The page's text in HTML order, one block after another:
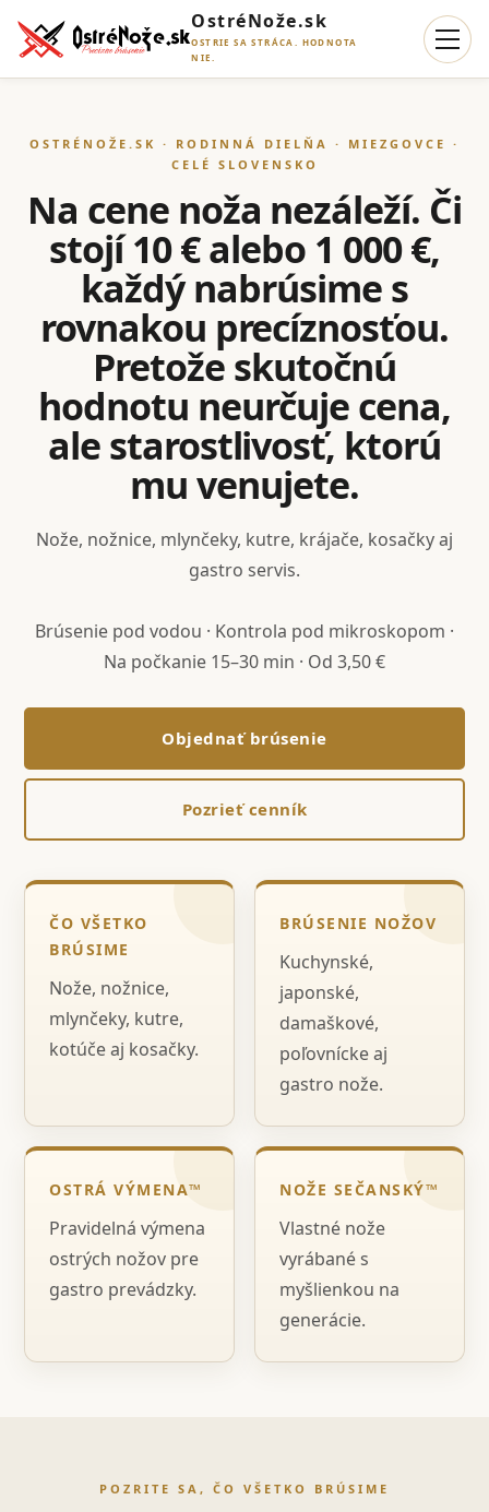
OstréNože.sk
OSTRIE SA STRÁCA. HODNOTA
NIE.
OSTRÉNOŽE.SK · RODINNÁ DIELŇA · MIEZGOVCE ·
CELÉ SLOVENSKO
Na cene noža nezáleží. Či
stojí 10 € alebo 1 000 €,
každý nabrúsime s
rovnakou precíznosťou.
Pretože skutočnú
hodnotu neurčuje cena,
ale starostlivosť, ktorú
mu venujete.
Nože, nožnice, mlynčeky, kutre, krájače, kosačky aj
gastro servis.
Brúsenie pod vodou · Kontrola pod mikroskopom ·
Na počkanie 15–30 min · Od 3,50 €
Objednať brúsenie
Pozrieť cenník
ČO VŠETKO
BRÚSIME
Nože, nožnice,
mlynčeky, kutre,
kotúče aj kosačky.
BRÚSENIE NOŽOV
Kuchynské,
japonské,
damaškové,
poľovnícke aj
gastro nože.
OSTRÁ VÝMENA™
Pravidelná výmena
ostrých nožov pre
gastro prevádzky.
NOŽE SEČANSKÝ™
Vlastné nože
vyrábané s
myšlienkou na
generácie.
POZRITE SA, ČO VŠETKO BRÚSIME